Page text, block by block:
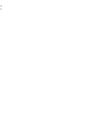
: